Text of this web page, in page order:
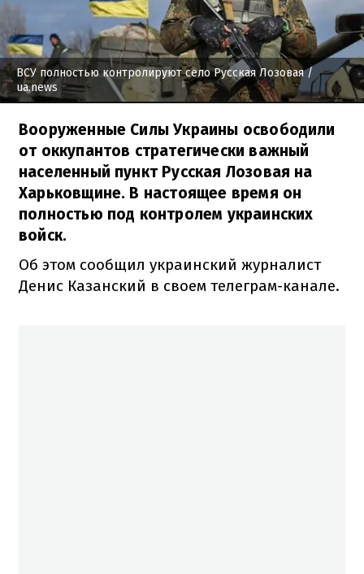
ВСУ полностью контролируют село Русская Лозовая/
ua.news
Вооруженные Силы Украины освободили
от оккупантов стратегически важный
населенный пункт Русская Лозовая на
Харьковщине. В настоящее время он
полностью под контролем украинских
войск.
Об этом сообщил украинский журналист
Денис Казанский в своем телеграм-канале.